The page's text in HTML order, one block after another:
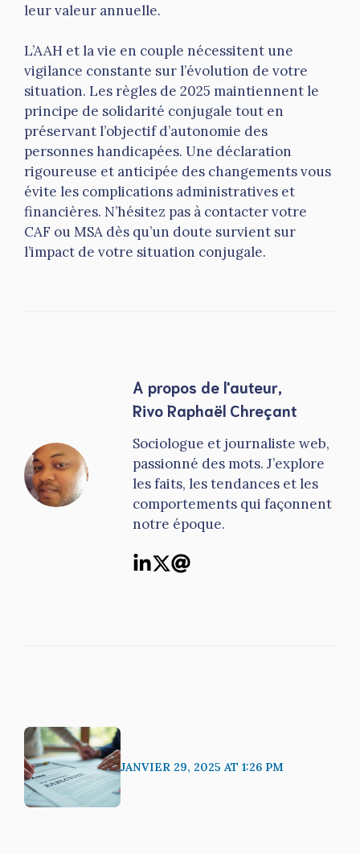
leur valeur annuelle.
L’AAH et la vie en couple nécessitent une
vigilance constante sur l’évolution de votre
situation. Les règles de 2025 maintiennent le
principe de solidarité conjugale tout en
préservant l’objectif d’autonomie des
personnes handicapées. Une déclaration
rigoureuse et anticipée des changements vous
évite les complications administratives et
financières. N’hésitez pas à contacter votre
CAF ou MSA dès qu’un doute survient sur
l’impact de votre situation conjugale.
A propos de l'auteur,
Rivo Raphaël Chreçant
Sociologue et journaliste web,
passionné des mots. J’explore
les faits, les tendances et les
comportements qui façonnent
notre époque.
JANVIER 29, 2025 AT 1:26 PM